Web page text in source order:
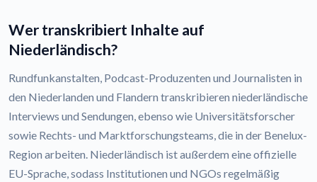
Wer transkribiert Inhalte auf
Niederländisch?
Rundfunkanstalten, Podcast-Produzenten und Journalisten in
den Niederlanden und Flandern transkribieren niederländische
Interviews und Sendungen, ebenso wie Universitätsforscher
sowie Rechts- und Marktforschungsteams, die in der Benelux-
Region arbeiten. Niederländisch ist außerdem eine offizielle
EU-Sprache, sodass Institutionen und NGOs regelmäßig